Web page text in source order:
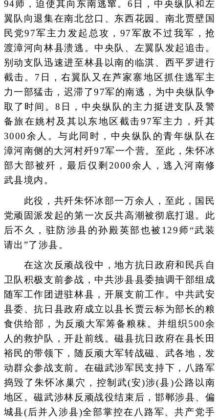
94师，迫使其向东南逃窜。6日，中央纵队和左
翼队向退集在南北岔口、东西花园、南北贾壁国
民党97军主力发起总攻，97军敌不过我军，抢
渡漳河向林县溃逃。中央队、左翼队发起追击。
别动支队迅速进至林县以南的临淇、西平罗进行
截击。7日，右翼队又在芦家寨地区抓住逃军主
力一部猛击，迟滞了97军的南逃，为中央纵队争
取了时间。8日，中央纵队的主力挺进支队及警
备旅在姚村及其以东地区截击97军主力，歼其
3000余人。与此同时，中央纵队的青年纵队在
漳河南侧的大河村歼97军一个营。至此，朱怀冰
部大部被歼，最后仅剩2000余人，逃入河南修
武县境内。
此役，共歼朱怀冰部一万余人，至此，国民
党顽固派发起的第一次反共高潮被彻底打退。此
后不久，驻防涉县的孙殿英部也被129师“武装
请出”了涉县。
在这次反顽战役中，地方抗日政府和民兵自
卫队积极支前参战，中共涉县县委抽调干部组成
随军工作团进驻林县，开展支前工作。中共武安
县委、抗日县政府成立以县长贾云标为部长的粮
食供给部，为反顽大军筹备粮秣。并组织500余
人的救护队，开赴前线。磁县抗日政府在县长田
裕民的带领下，随反顽大军转战磁、武各地，发
动群众参战支前。在磁武涉军民支持下，八路军
捣毁了朱怀冰巢穴，控制武(安)涉(县)公路以南
地区。磁武涉林反顽战役结束后，邯郸涉县、偏
城县(后并入涉县)全部掌控在八路军、共产党手